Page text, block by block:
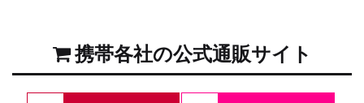
携帯各社の公式通販サイト